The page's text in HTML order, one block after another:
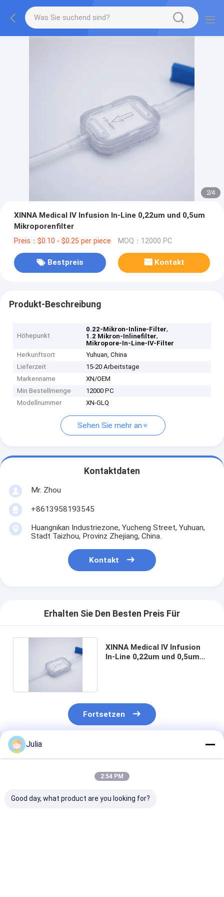
2/4
XINNA Medical IV Infusion In-Line 0,22um und 0,5um
Mikroporenfilter
Preis：$0.10 - $0.25 per piece MOQ：12000 PC
Bestpreis Kontakt
Produkt-Beschreibung
Höhepunkt
0.22-Mikron-Inline-Filter,
1.2 Mikron-Inlinefilter,
Mikropore-In-Line-IV-Filter
Herkunftsort
Yuhuan, China
Lieferzeit
15-20 Arbeitstage
Markenname
XN/OEM
Min Bestellmenge
12000 PC
Modellnummer
XN-GLQ
Sehen Sie mehr an
Kontaktdaten
Mr. Zhou
+8613958193545
Huangnikan Industriezone, Yucheng Street, Yuhuan,
Stadt Taizhou, Provinz Zhejiang, China.
Kontakt
Erhalten Sie Den Besten Preis Für
XINNA Medical IV Infusion
In-Line 0,22um und 0,5um
Fortsetzen
Empfohlene Produkte
Julia
2:54 PM
Good day, what product are you looking for?